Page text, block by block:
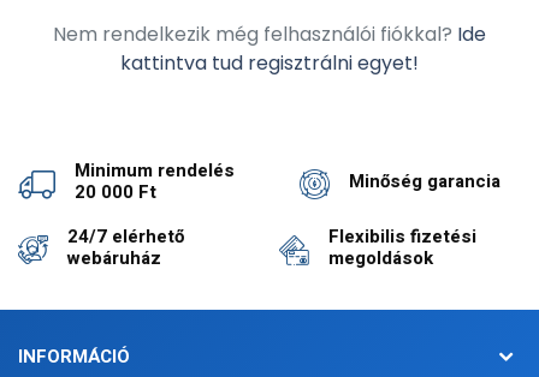
Nem rendelkezik még felhasználói fiókkal? Ide
kattintva tud regisztrálni egyet!
Minimum rendelés
20 000 Ft
Minőség garancia
24/7 elérhető
webáruház
Flexibilis fizetési
megoldások
INFORMÁCIÓ